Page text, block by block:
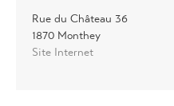
Rue du Château 36
1870 Monthey
Site Internet